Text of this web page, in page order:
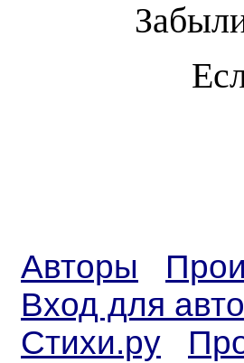
Авторы
Вход для
Стихи.ру